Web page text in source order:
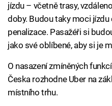
jízdu – včetně trasy,
doby. Budou taky moci
penalizace. Pasažéři si
jako své oblíbené, aby si je
O nasazení zmíněných
Česka rozhodne Uber na
místního trhu.